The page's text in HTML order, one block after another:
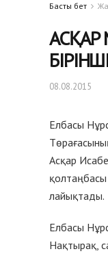
Басты бет
08.08.2015
Елбасы
Асқар
қолтаңбасы
лайықтады.
Елбасы
Нақтырақ,